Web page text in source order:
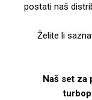
postati naš
Želite li
Naš set za